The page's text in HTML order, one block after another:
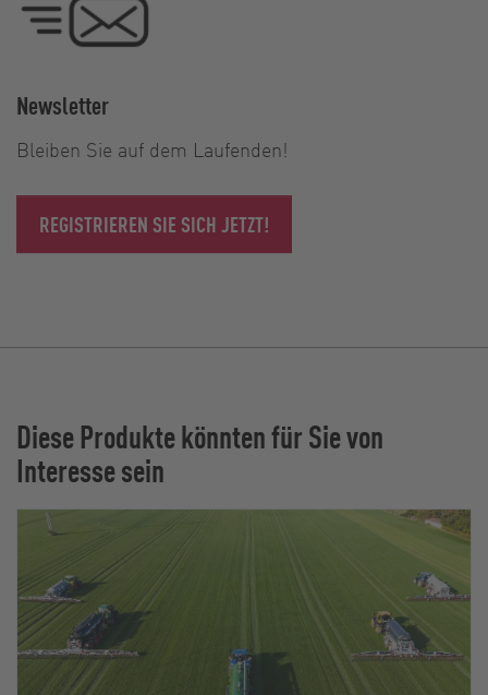
Newsletter
Bleiben Sie auf dem Laufenden!
REGISTRIEREN SIE SICH JETZT!
Diese Produkte könnten für Sie von
Interesse sein